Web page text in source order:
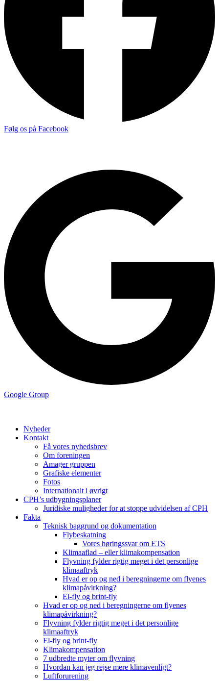
Følg os på Facebook
Google Group
Nyheder
Kontakt
Få vores nyhedsbrev
Om foreningen
Amager gruppen
Grafiske elementer
Fotos
Internationalt i øvrigt
CPH’s udbygningsplaner
Juridiske muligheder for at stoppe udvidelsen af CPH
Fakta
Teknisk baggrund og dokumentation
Flybeskatning
Vores høringssvar om ETS
Klimaaflad – eller klimakompensation
Flyvning fylder rigtig meget i det personlige
klimaaftryk
Hvad er op og ned i beregningerne om flyenes
klimapåvirkning?
El-fly og brint-fly
Hvad er op og ned i beregningerne om flyenes
klimapåvirkning?
Flyvning fylder rigtig meget i det personlige
klimaaftryk
El-fly og brint-fly
Klimakompensation
7 udbredte myter om flyvning
Hvordan kan jeg rejse mere klimavenligt?
Luftforurening